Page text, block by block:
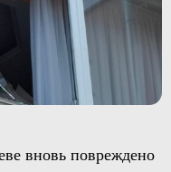
вновь повреждено